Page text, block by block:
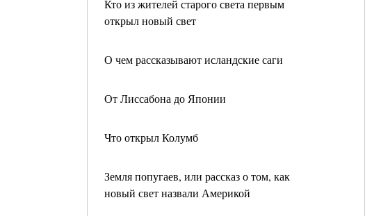
Кто из жителей старого света первым
открыл новый свет
О чем рассказывают исландские саги
От Лиссабона до Японии
Что открыл Колумб
Земля попугаев, или рассказ о том, как
новый свет назвали Америкой